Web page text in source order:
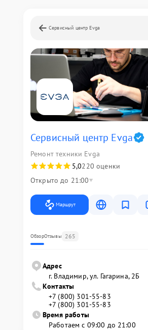
Сервисный центр Evga
Сервисный центр Evga
Ремонт техники Evga
5,0220 оценки
Открыто до 21:00
Маршрут
ОбзорОтзывы 265
Адрес
г. Владимир, ул. Гагарина, 2Б
Контакты
+7 (800) 301-55-83
+7 (800) 301-55-83
Время работы
Работаем с 09:00 до 21:00